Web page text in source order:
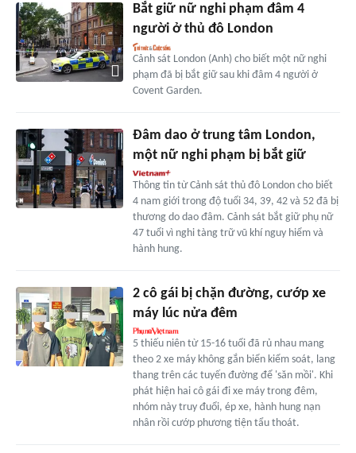
Bắt giữ nữ nghi phạm đâm 4
người ở thủ đô London
Cảnh sát London (Anh) cho biết một nữ nghi
phạm đã bị bắt giữ sau khi đâm 4 người ở
Covent Garden.
Đâm dao ở trung tâm London,
một nữ nghi phạm bị bắt giữ
Thông tin từ Cảnh sát thủ đô London cho biết
4 nam giới trong độ tuổi 34, 39, 42 và 52 đã bị
thương do dao đâm. Cảnh sát bắt giữ phụ nữ
47 tuổi vì nghi tàng trữ vũ khí nguy hiểm và
hành hung.
2 cô gái bị chặn đường, cướp xe
máy lúc nửa đêm
5 thiếu niên từ 15-16 tuổi đã rủ nhau mang
theo 2 xe máy không gắn biển kiểm soát, lang
thang trên các tuyến đường để 'săn mồi'. Khi
phát hiện hai cô gái đi xe máy trong đêm,
nhóm này truy đuổi, ép xe, hành hung nạn
nhân rồi cướp phương tiện tẩu thoát.